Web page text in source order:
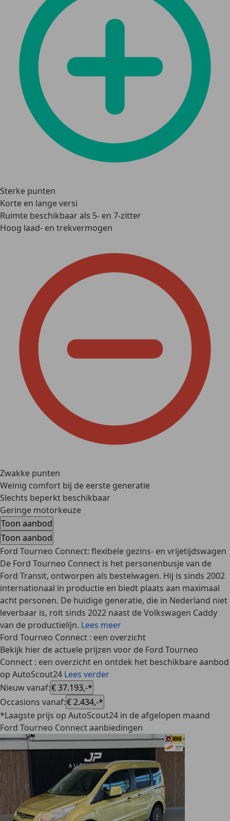
Sterke punten
Korte en lange versi
Ruimte beschikbaar als 5- en 7-zitter
Hoog laad- en trekvermogen
Zwakke punten
Weinig comfort bij de eerste generatie
Slechts beperkt beschikbaar
Geringe motorkeuze
Toon aanbod
Toon aanbod
Ford Tourneo Connect: flexibele gezins- en vrijetijdswagen
De Ford Tourneo Connect is het personenbusje van de
Ford Transit, ontworpen als bestelwagen. Hij is sinds 2002
internationaal in productie en biedt plaats aan maximaal
acht personen. De huidige generatie, die in Nederland niet
leverbaar is, rolt sinds 2022 naast de Volkswagen Caddy
van de productielijn. Lees meer
Ford Tourneo Connect : een overzicht
Bekijk hier de actuele prijzen voor de Ford Tourneo
Connect : een overzicht en ontdek het beschikbare aanbod
op AutoScout24 Lees verder
Nieuw vanaf:€ 37.193,-*
Occasions vanaf:€ 2.434,-*
*Laagste prijs op AutoScout24 in de afgelopen maand
Ford Tourneo Connect aanbiedingen